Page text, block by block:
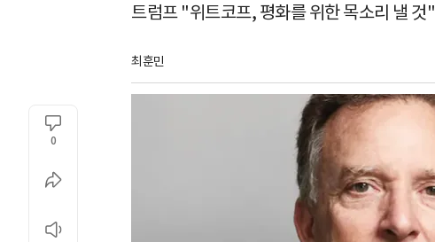
트럼프 "위트코프, 평화를 위한 목소리 낼 것"
최훈민
0